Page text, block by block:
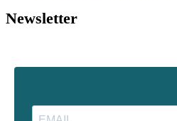
Newsletter